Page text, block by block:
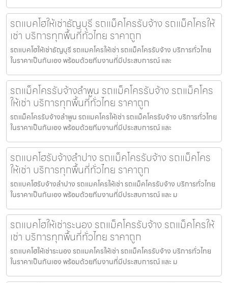
รถแบคโฮให้เช่าธัญบุรี รถแม็คโครรับจ้าง รถแม็คโครให้
เช่า บริการทุกพื้นที่ทั่วไทย ราคาถูก
รถแบคโฮให้เช่าธัญบุรี รถแมคโครให้เช่า รถแม็คโครรับจ้าง บริการทั่วไทย
ในราคาเป็นกันเอง พร้อมด้วยทีมงานที่มีประสบการณ์ และ
รถแม็คโครรับจ้างลำพูน รถแม็คโครรับจ้าง รถแม็คโคร
ให้เช่า บริการทุกพื้นที่ทั่วไทย ราคาถูก
รถแม็คโครรับจ้างลำพูน รถแมคโครให้เช่า รถแม็คโครรับจ้าง บริการทั่วไทย
ในราคาเป็นกันเอง พร้อมด้วยทีมงานที่มีประสบการณ์ และ
รถแบคโฮรับจ้างลำปาง รถแม็คโครรับจ้าง รถแม็คโคร
ให้เช่า บริการทุกพื้นที่ทั่วไทย ราคาถูก
รถแบคโฮรับจ้างลำปาง รถแมคโครให้เช่า รถแม็คโครรับจ้าง บริการทั่วไทย
ในราคาเป็นกันเอง พร้อมด้วยทีมงานที่มีประสบการณ์ และ ม
รถแบคโฮให้เช่าระนอง รถแม็คโครรับจ้าง รถแม็คโครให้
เช่า บริการทุกพื้นที่ทั่วไทย ราคาถูก
รถแบคโฮให้เช่าระนอง รถแมคโครให้เช่า รถแม็คโครรับจ้าง บริการทั่วไทย
ในราคาเป็นกันเอง พร้อมด้วยทีมงานที่มีประสบการณ์ และ ม